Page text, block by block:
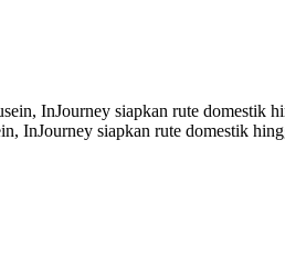
InJourney siapkan rute domestik